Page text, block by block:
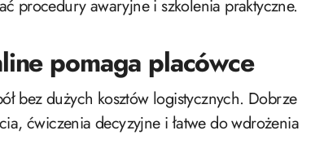
procedury awaryjne i szkolenia praktyczne.
pomaga placówce
bez dużych kosztów logistycznych. Dobrze
ćwiczenia decyzyjne i łatwe do wdrożenia